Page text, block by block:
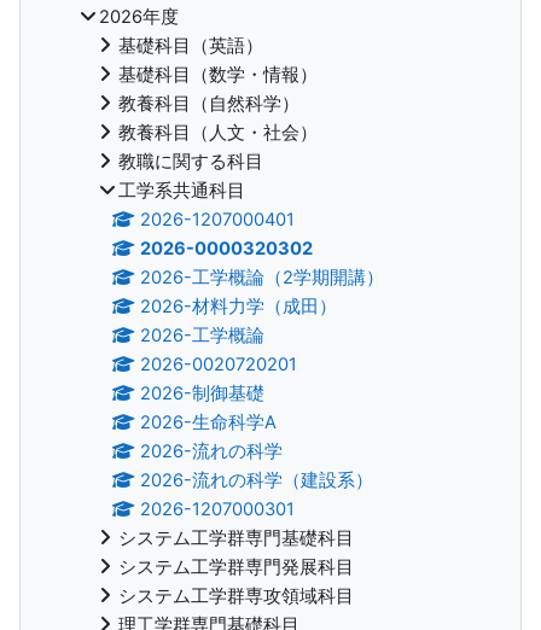
2026年度
基礎科目（英語）
基礎科目（数学・情報）
教養科目（自然科学）
教養科目（人文・社会）
教職に関する科目
工学系共通科目
2026-1207000401
2026-0000320302
2026-工学概論（2学期開講）
2026-材料力学（成田）
2026-工学概論
2026-0020720201
2026-制御基礎
2026-生命科学A
2026-流れの科学
2026-流れの科学（建設系）
2026-1207000301
システム工学群専門基礎科目
システム工学群専門発展科目
システム工学群専攻領域科目
理工学群専門基礎科目